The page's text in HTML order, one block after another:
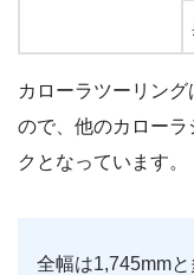
カローラツーリン
ので、他のカロー
クとなっています。
全幅は1,745mm